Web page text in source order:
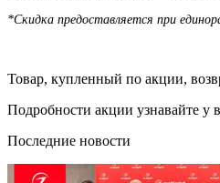
*Скидка предоставляется при
Товар, купленный по акции,
Подробности акции узнавайте у
Последние новости